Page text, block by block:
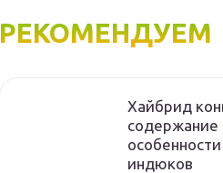
РЕКОМЕНДУЕМ
Хайбрид
содержание
индюков